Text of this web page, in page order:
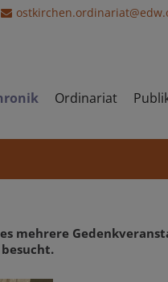
Ordinariat
mehrere